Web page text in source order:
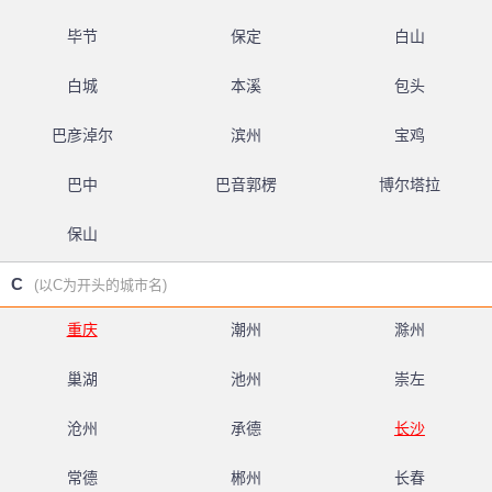
毕节 保定 白山
白城 本溪 包头
巴彦淖尔 滨州 宝鸡
巴中 巴音郭楞 博尔塔拉
保山
C (以C为开头的城市名)
重庆 潮州 滁州
巢湖 池州 崇左
沧州 承德 长沙
常德 郴州 长春